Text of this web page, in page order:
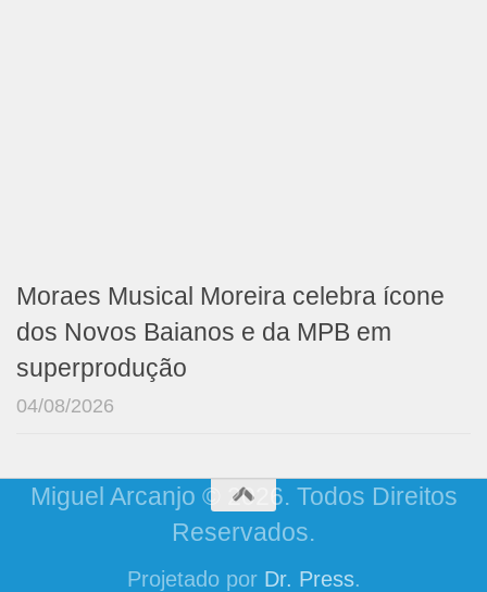
Moraes Musical Moreira celebra ícone
dos Novos Baianos e da MPB em
superprodução
04/08/2026
Miguel Arcanjo © 2026. Todos Direitos
Reservados.
Projetado por Dr. Press.